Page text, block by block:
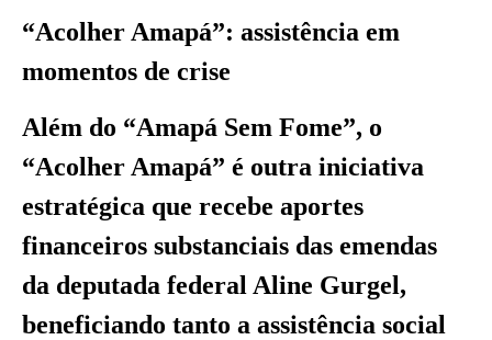
“Acolher Amapá”: assistência em
momentos de crise
Além do “Amapá Sem Fome”, o
“Acolher Amapá” é outra iniciativa
estratégica que recebe aportes
financeiros substanciais das emendas
da deputada federal Aline Gurgel,
beneficiando tanto a assistência social